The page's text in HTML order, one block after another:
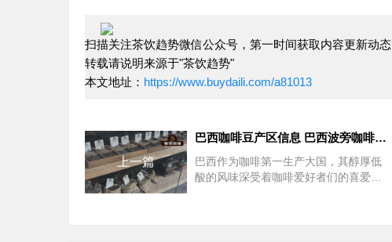
扫描关注茶饮趋势微信公众号，第一时间获取内容更新动态
转载请说明来源于"茶饮趋势"
本文地址： https://www.buydaili.com/a81013
上一篇
巴西咖啡豆产区信息 巴西波旁咖啡豆品种外形风味口感特点
巴西作为咖啡第一生产大国，其醇厚低
酸的风味深受着咖啡爱好者们的喜爱。